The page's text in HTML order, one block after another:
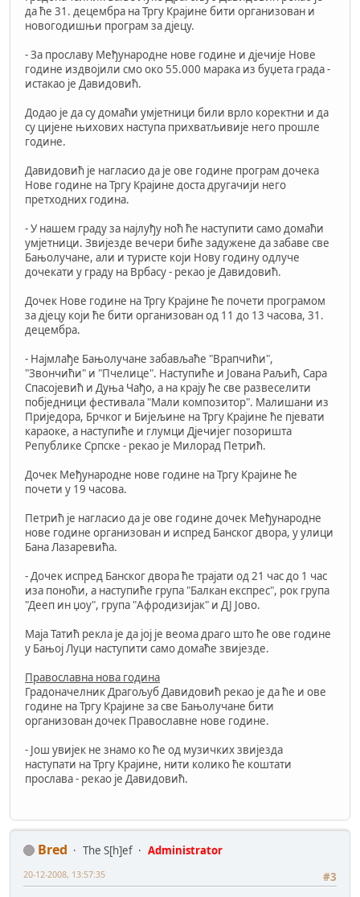
да ће 31. децембра на Тргу Крајине бити организован и
новогодишњи програм за дјецу.
- За прославу Међународне нове године и дјечије Нове
године издвојили смо око 55.000 марака из буџета града -
истакао је Давидовић.
Додао је да су домаћи умјетници били врло коректни и да
су цијене њихових наступа прихватљивије него прошле
године.
Давидовић је нагласио да је ове године програм дочека
Нове године на Тргу Крајине доста другачији него
претходних година.
- У нашем граду за најлуђу ноћ ће наступити само домаћи
умјетници. Звијезде вечери биће задужене да забаве све
Бањолучане, али и туристе који Нову годину одлуче
дочекати у граду на Врбасу - рекао је Давидовић.
Дочек Нове године на Тргу Крајине ће почети програмом
за дјецу који ће бити организован од 11 до 13 часова, 31.
децембра.
- Најмлађе Бањолучане забављаће "Врапчићи",
"Звончићи" и "Пчелице". Наступиће и Јована Раљић, Сара
Спасојевић и Дуња Чађо, а на крају ће све развеселити
побједници фестивала "Мали композитор". Малишани из
Приједора, Брчког и Бијељине на Тргу Крајине ће пјевати
караоке, а наступиће и глумци Дјечијег позоришта
Републике Српске - рекао је Милорад Петрић.
Дочек Међународне нове године на Тргу Крајине ће
почети у 19 часова.
Петрић је нагласио да је ове године дочек Међународне
нове године организован и испред Банског двора, у улици
Бана Лазаревића.
- Дочек испред Банског двора ће трајати од 21 час до 1 час
иза поноћи, а наступиће група "Балкан експрес", рок група
"Дееп ин џоу", група "Aфродизијак" и ДЈ Јово.
Маја Татић рекла је да јој је веома драго што ће ове године
у Бањој Луци наступити само домаће звијезде.
Православна нова година
Градоначелник Драгољуб Давидовић рекао је да ће и ове
године на Тргу Крајине за све Бањолучане бити
организован дочек Православне нове године.
- Још увијек не знамо ко ће од музичких звијезда
наступати на Тргу Крајине, нити колико ће коштати
прослава - рекао је Давидовић.
Bred The S[h]ef
Administrator
#3
20-12-2008, 13:57:35